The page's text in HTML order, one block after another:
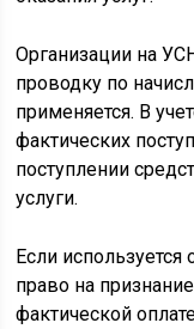
Организации на
проводку по
применяется. В
фактических
поступлении
услуги.
Если
право на
фактической